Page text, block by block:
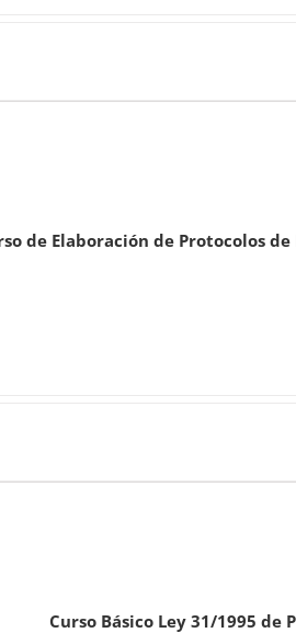
de Elaboración de Protocolos
Curso Básico Ley 31/1995 de